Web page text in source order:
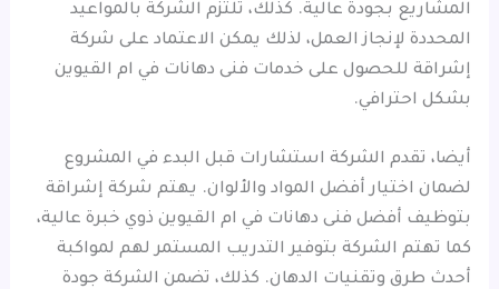
المشاريع بجودة عالية. كذلك، تلتزم الشركة بالمواعيد
المحددة لإنجاز العمل، لذلك يمكن الاعتماد على شركة
إشراقة للحصول على خدمات فنى دهانات في ام القيوين
بشكل احترافي.
أيضا، تقدم الشركة استشارات قبل البدء في المشروع
لضمان اختيار أفضل المواد والألوان. يهتم شركة إشراقة
بتوظيف أفضل فنى دهانات في ام القيوين ذوي خبرة عالية،
كما تهتم الشركة بتوفير التدريب المستمر لهم لمواكبة
أحدث طرق وتقنيات الدهان. كذلك، تضمن الشركة جودة